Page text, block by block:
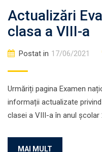
Actualizări
clasa a VIII-a
Postat in 17/06/2021
Urmăriți pagina Examen
informații actualizate
clasei a VIII-a în anul școlar
MAI MULT